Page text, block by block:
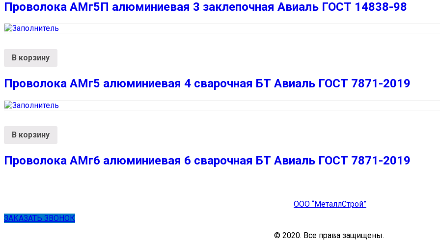
Проволока АМг5П алюминиевая 3 заклепочная Авиаль ГОСТ 14838-98
В корзину
Проволока АМг5 алюминиевая 4 сварочная БТ Авиаль ГОСТ 7871-2019
В корзину
Проволока АМг6 алюминиевая 6 сварочная БТ Авиаль ГОСТ 7871-2019
ООО “МеталлСтрой”
ЗАКАЗАТЬ ЗВОНОК
© 2020. Все права защищены.